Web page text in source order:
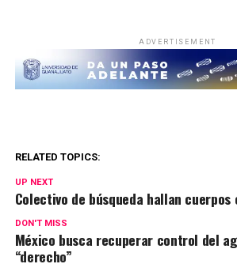
ADVERTISEMENT
RELATED TOPICS:
UP NEXT
Colectivo de búsqueda hallan cuerpos
DON'T MISS
México busca recuperar control del
“derecho”